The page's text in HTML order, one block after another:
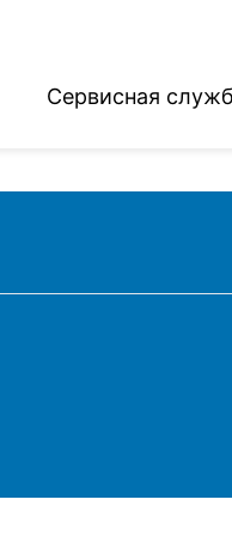
Сервисная